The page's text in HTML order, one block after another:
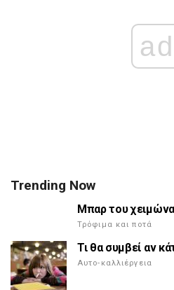
ad
Trending Now
Μπαρ του
Τρόφιμα και ποτά
Τι θα συμβεί αν
Αυτο-καλλιέργεια